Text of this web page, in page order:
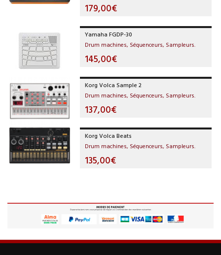
179,00€
Yamaha FGDP-30
Drum machines, Séquenceurs, Sampleurs.
145,00€
Korg Volca Sample 2
Drum machines, Séquenceurs, Sampleurs.
137,00€
Korg Volca Beats
Drum machines, Séquenceurs, Sampleurs.
135,00€